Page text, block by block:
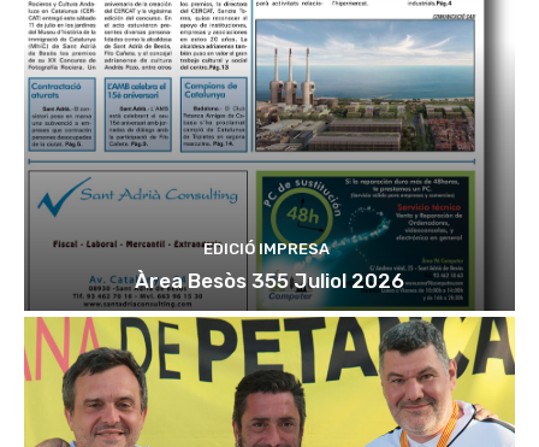
EDICIÓ IMPRESA
Àrea Besòs 355 Juliol 2026